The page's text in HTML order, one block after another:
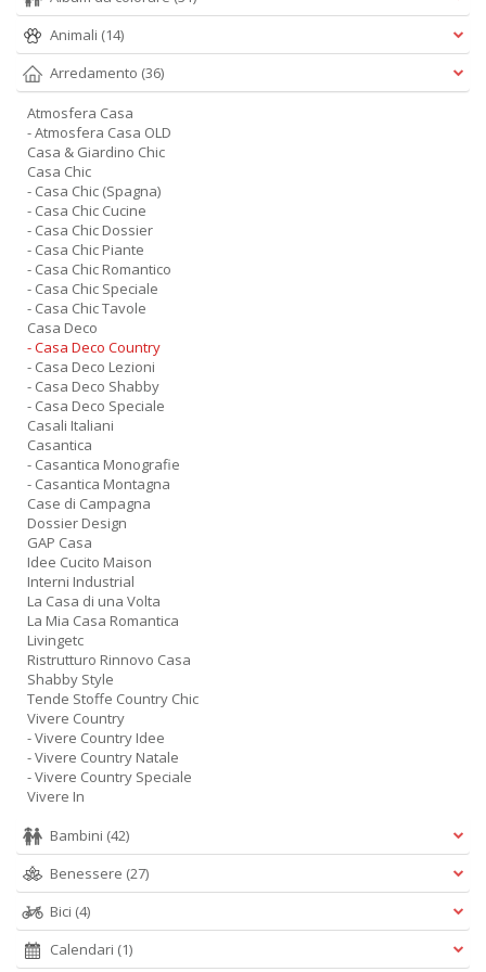
Animali (14)
Arredamento (36)
Atmosfera Casa
- Atmosfera Casa OLD
Casa & Giardino Chic
Casa Chic
- Casa Chic (Spagna)
- Casa Chic Cucine
- Casa Chic Dossier
- Casa Chic Piante
- Casa Chic Romantico
- Casa Chic Speciale
- Casa Chic Tavole
Casa Deco
- Casa Deco Country
- Casa Deco Lezioni
- Casa Deco Shabby
- Casa Deco Speciale
Casali Italiani
Casantica
- Casantica Monografie
- Casantica Montagna
Case di Campagna
Dossier Design
GAP Casa
Idee Cucito Maison
Interni Industrial
La Casa di una Volta
La Mia Casa Romantica
Livingetc
Ristrutturo Rinnovo Casa
Shabby Style
Tende Stoffe Country Chic
Vivere Country
- Vivere Country Idee
- Vivere Country Natale
- Vivere Country Speciale
Vivere In
Bambini (42)
Benessere (27)
Bici (4)
Calendari (1)